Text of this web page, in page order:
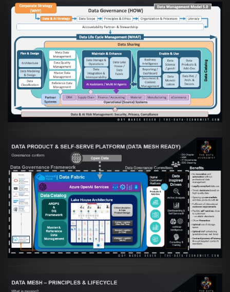
Artikel:Die moderne Architektur für
Daten- und KI-orientierte Unternehmen
VIEW
Artikel:Warum eine Data Governance
orientierte Data Fabric essenziell für
skalierbare qualitative Datenprodukte ist
VIEW